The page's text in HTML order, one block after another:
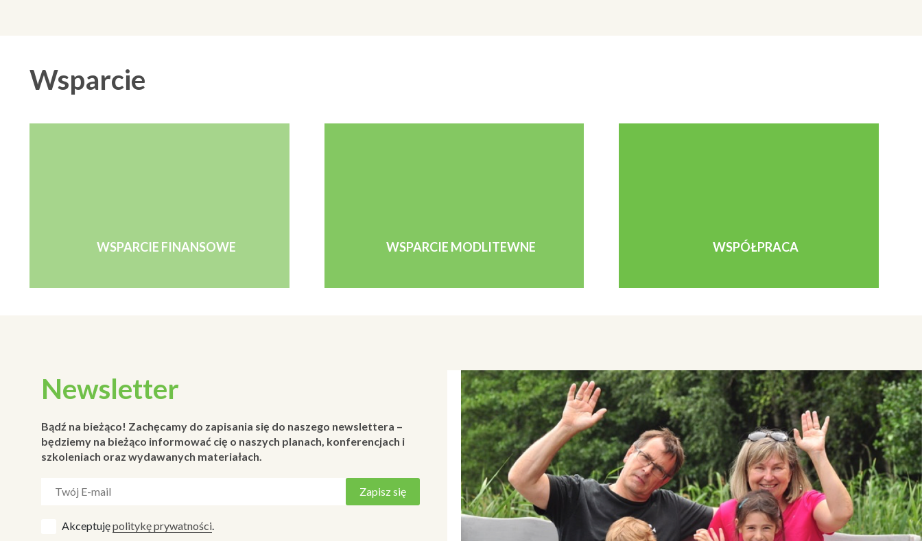
Wsparcie
WSPARCIE FINANSOWE WSPARCIE MODLITEWNE WSPÓŁPRACA
Newsletter
Bądź na bieżąco! Zachęcamy do zapisania się do naszego newslettera –
będziemy na bieżąco informować cię o naszych planach, konferencjach i
szkoleniach oraz wydawanych materiałach.
Akceptujępolitykę prywatności